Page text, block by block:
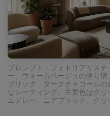
プロンプト：フォトリアリス
ー、ウォームベージュの塗り
ブリック、ダークチャコール
なシーティング、主要色はク
ムグレー、ニアブラック、ク